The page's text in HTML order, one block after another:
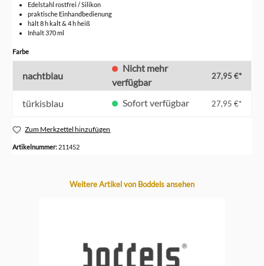
Edelstahl rostfrei / Silikon
praktische Einhandbedienung
hält 8 h kalt & 4 h heiß
Inhalt 370 ml
Farbeauswählen
nachtblau
verfügbar
27,95 €*
türkisblau Sofort verfügbar 27,95 €*
Zum Merkzettel hinzufügen
Artikelnummer: 211452
Produktgalerie überspringen
Weitere Artikel von Boddels ansehen